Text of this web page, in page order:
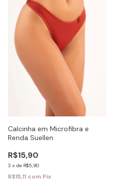
Calcinha em Microfibra e
Renda Suellen
R$15,90
3 x de R$5,90
R$15,11 com Pix